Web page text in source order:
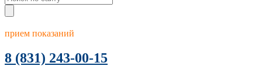
прием показаний
8 (831) 243-00-15